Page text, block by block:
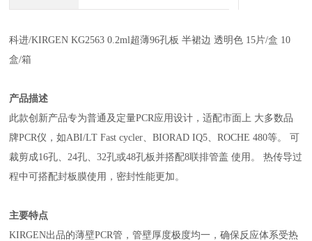
科进/KIRGEN KG2563 0.2ml超薄96孔板 半裙边 透明色 15片/盒 10
盒/箱
产品描述
此款创新产品专为普通及定量PCR应用设计，适配市面上 大多数品
牌PCR仪，如ABI/LT Fast cycler、BIORAD IQ5、ROCHE 480等。 可
裁剪成16孔、24孔、32孔或48孔板并搭配8联排管盖 使用。 热传导过
程中可搭配封板膜使用，密封性能更加。
主要特点
KIRGEN出品的薄壁PCR管，管壁厚度极度均一，确保反应体系受热